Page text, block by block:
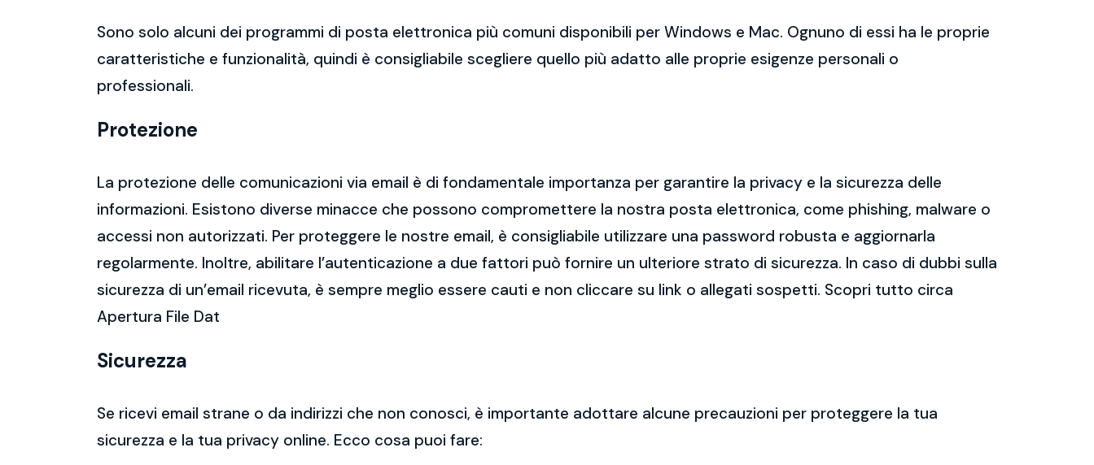
Sono solo alcuni dei programmi di posta elettronica più comuni disponibili per Windows e Mac. Ognuno di essi ha le proprie
caratteristiche e funzionalità, quindi è consigliabile scegliere quello più adatto alle proprie esigenze personali o
professionali.
Protezione
La protezione delle comunicazioni via email è di fondamentale importanza per garantire la privacy e la sicurezza delle
informazioni. Esistono diverse minacce che possono compromettere la nostra posta elettronica, come phishing, malware o
accessi non autorizzati. Per proteggere le nostre email, è consigliabile utilizzare una password robusta e aggiornarla
regolarmente. Inoltre, abilitare l’autenticazione a due fattori può fornire un ulteriore strato di sicurezza. In caso di dubbi sulla
sicurezza di un’email ricevuta, è sempre meglio essere cauti e non cliccare su link o allegati sospetti. Scopri tutto circa
Apertura File Dat
Sicurezza
Se ricevi email strane o da indirizzi che non conosci, è importante adottare alcune precauzioni per proteggere la tua
sicurezza e la tua privacy online. Ecco cosa puoi fare: